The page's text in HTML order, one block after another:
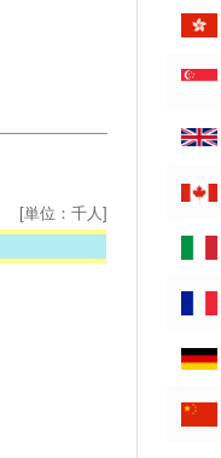
[単位：千人]